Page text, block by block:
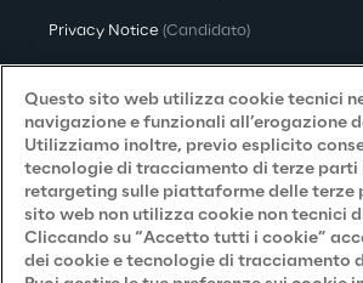
Privacy Notice (Candidato)
Privacy Notice(Fornitore)
Privacy Notice (Marketing)
Accessibilità
Questo sito web utilizza cookie tecnici
navigazione e funzionali all’erogazione
Utilizziamo inoltre, previo esplicito
tecnologie di tracciamento di terze parti
retargeting sulle piattaforme delle terze
sito web non utilizza cookie non tecnici
Cliccando su “Accetto tutti i cookie”
dei cookie e tecnologie di tracciamento